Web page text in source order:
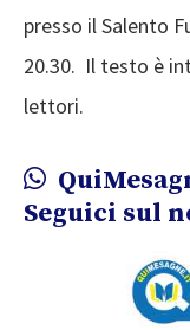
presso il Salento
20.30. Il testo è
lettori.
Seguici sul